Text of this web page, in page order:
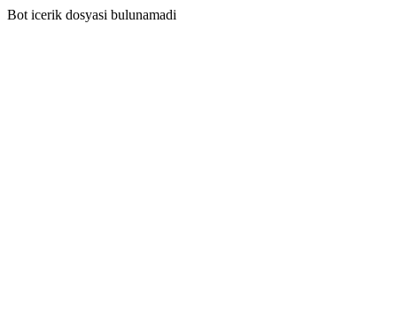
Bot icerik dosyasi bulunamadi